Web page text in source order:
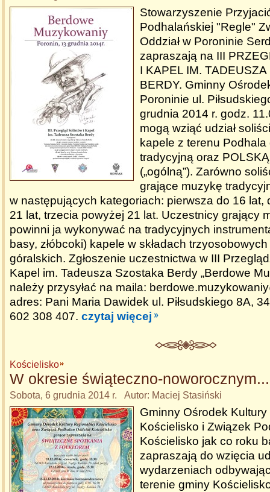
Stowarzyszenie
Podhalańskiej "Regle"
Oddział w Poroninie
zapraszają na III
I KAPEL IM.
BERDY. Gminny
Poroninie ul.
grudnia 2014 r. godz.
mogą wziąć udział
kapele z terenu
tradycyjną oraz
(„ogólną”). Zarówno
grające muzykę
w następujących kategoriach: pierwsza do 16 lat,
21 lat, trzecia powyżej 21 lat. Uczestnicy grający
powinni ja wykonywać na tradycyjnych
basy, złóbcoki) kapele w składach
góralskich. Zgłoszenie uczestnictwa w III
Kapel im. Tadeusza Szostaka Berdy „Berdowe
należy przysyłać na maila:
adres: Pani Maria Dawidek ul. Piłsudskiego 8A,
602 308 407. czytaj więcej
Kościelisko
W okresie świąteczno-noworocznym...
Sobota, 6 grudnia 2014 r. Autor: Maciej Stasiński
Gminny Ośrodek
Kościelisko i Związek
Kościelisko jak co roku
zapraszają do wzięcia
wydarzeniach
terenie gminy